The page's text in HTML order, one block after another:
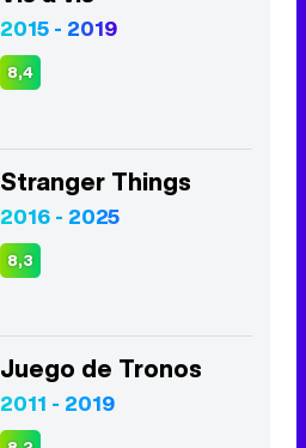
2015 - 2019
8,4
Stranger Things
2016 - 2025
8,3
Juego de Tronos
2011 - 2019